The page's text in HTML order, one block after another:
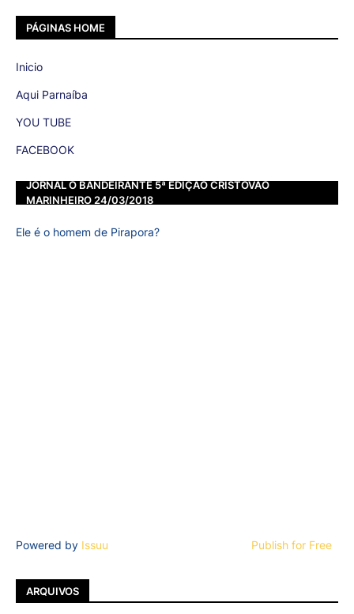
PÁGINAS HOME
Inicio
Aqui Parnaíba
YOU TUBE
FACEBOOK
JORNAL O BANDEIRANTE 5ª EDIÇÃO CRISTOVÃO
MARINHEIRO 24/03/2018
Ele é o homem de Pirapora?
Powered by Issuu Publish for Free
ARQUIVOS